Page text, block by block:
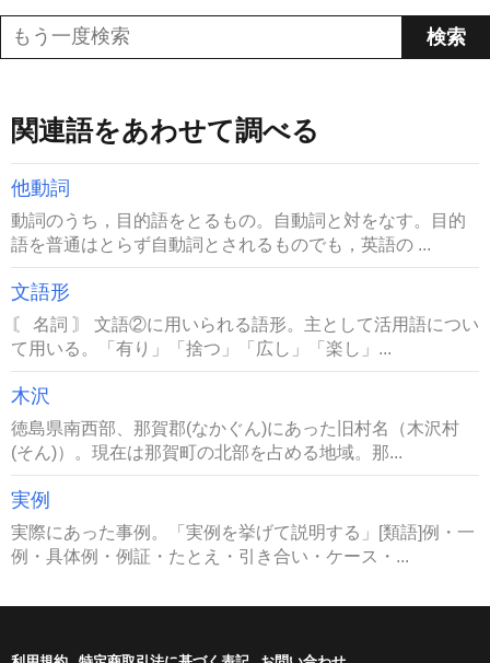
関連語をあわせて調べる
他動詞
動詞のうち，目的語をとるもの。自動詞と対をなす。目的
語を普通はとらず自動詞とされるものでも，英語の ...
文語形
〘 名詞 〙 文語②に用いられる語形。主として活用語につい
て用いる。「有り」「捨つ」「広し」「楽し」...
木沢
徳島県南西部、那賀郡(なかぐん)にあった旧村名（木沢村
(そん)）。現在は那賀町の北部を占める地域。那...
実例
実際にあった事例。「実例を挙げて説明する」[類語]例・一
例・具体例・例証・たとえ・引き合い・ケース・...